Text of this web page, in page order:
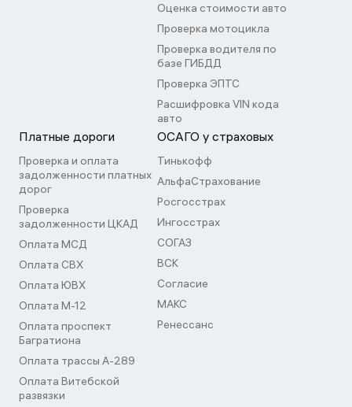
Оценка стоимости авто
Проверка мотоцикла
Проверка водителя по
базе ГИБДД
Проверка ЭПТС
Расшифровка VIN кода
авто
Платные дороги
Проверка и оплата
задолженности платных
дорог
Проверка
задолженности ЦКАД
Оплата МСД
Оплата СВХ
Оплата ЮВХ
Оплата М-12
Оплата проспект
Багратиона
Оплата трассы А-289
Оплата Витебской
развязки
ОСАГО у страховых
Тинькофф
АльфаСтрахование
Росгосстрах
Ингосстрах
СОГАЗ
ВСК
Согласие
МАКС
Ренессанс